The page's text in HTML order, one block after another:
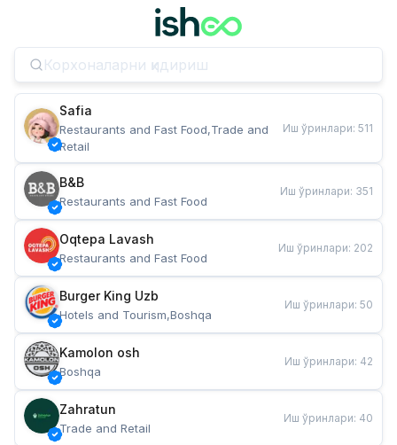
Safia
Restaurants and Fast Food,Trade and
Retail
Иш ўринлари: 511
B&B
Restaurants and Fast Food
Иш ўринлари: 351
Oqtepa Lavash
Restaurants and Fast Food
Иш ўринлари: 202
Burger King Uzb
Hotels and Tourism,Boshqa
Иш ўринлари: 50
Kamolon osh
Boshqa
Иш ўринлари: 42
Zahratun
Trade and Retail
Иш ўринлари: 40